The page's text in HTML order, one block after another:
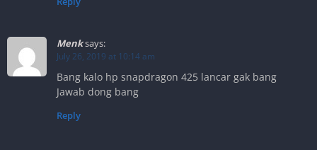
Menksays:
July 26, 2019 at 10:14 am
Bang kalo hp snapdragon 425 lancar gak bang
Jawab dong bang
Reply